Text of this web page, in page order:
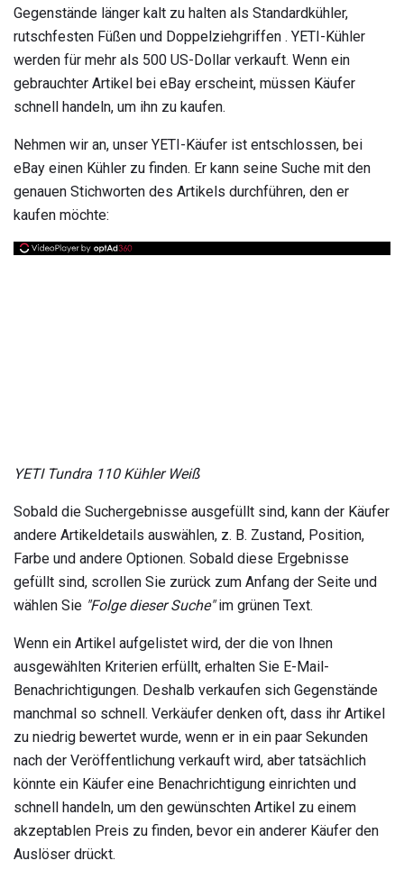
Gegenstände länger kalt zu halten als Standardkühler,
rutschfesten Füßen und Doppelziehgriffen . YETI-Kühler
werden für mehr als 500 US-Dollar verkauft. Wenn ein
gebrauchter Artikel bei eBay erscheint, müssen Käufer
schnell handeln, um ihn zu kaufen.
Nehmen wir an, unser YETI-Käufer ist entschlossen, bei
eBay einen Kühler zu finden. Er kann seine Suche mit den
genauen Stichworten des Artikels durchführen, den er
kaufen möchte:
YETI Tundra 110 Kühler Weiß
Sobald die Suchergebnisse ausgefüllt sind, kann der Käufer
andere Artikeldetails auswählen, z. B. Zustand, Position,
Farbe und andere Optionen. Sobald diese Ergebnisse
gefüllt sind, scrollen Sie zurück zum Anfang der Seite und
wählen Sie "Folge dieser Suche"im grünen Text.
Wenn ein Artikel aufgelistet wird, der die von Ihnen
ausgewählten Kriterien erfüllt, erhalten Sie E-Mail-
Benachrichtigungen. Deshalb verkaufen sich Gegenstände
manchmal so schnell. Verkäufer denken oft, dass ihr Artikel
zu niedrig bewertet wurde, wenn er in ein paar Sekunden
nach der Veröffentlichung verkauft wird, aber tatsächlich
könnte ein Käufer eine Benachrichtigung einrichten und
schnell handeln, um den gewünschten Artikel zu einem
akzeptablen Preis zu finden, bevor ein anderer Käufer den
Auslöser drückt.